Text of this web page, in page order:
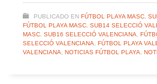
PUBLICADO EN FÚTBOL PLAYA MASC.
FÚTBOL PLAYA MASC. SUB14 SELECCIÓ
MASC. SUB16 SELECCIÓ VALENCIANA
SELECCIÓ VALENCIANA
FÚTBOL PLAYA
VALENCIANA
NOTICIAS FÚTBOL PLAYA